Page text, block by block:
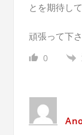
とを期待し
頑張って下
0